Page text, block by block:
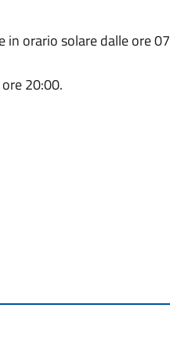
in orario solare dalle ore
20:00.